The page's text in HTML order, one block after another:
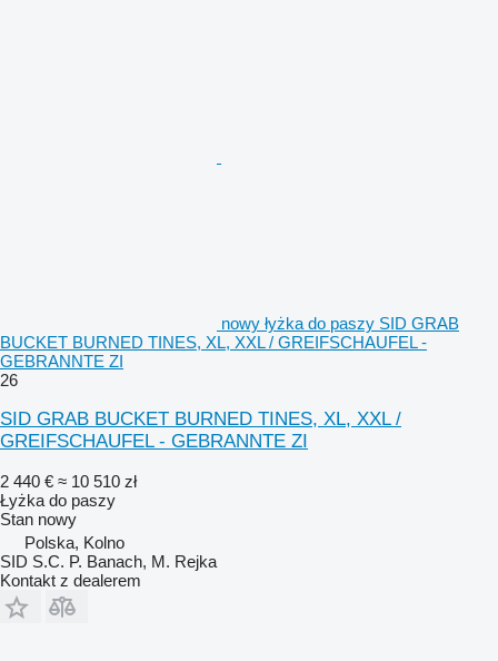
nowy łyżka do paszy SID GRAB
BUCKET BURNED TINES, XL, XXL / GREIFSCHAUFEL -
GEBRANNTE ZI
26
SID GRAB BUCKET BURNED TINES, XL, XXL /
GREIFSCHAUFEL - GEBRANNTE ZI
2 440 € ≈ 10 510 zł
Łyżka do paszy
Stan nowy
Polska, Kolno
SID S.C. P. Banach, M. Rejka
Kontakt z dealerem